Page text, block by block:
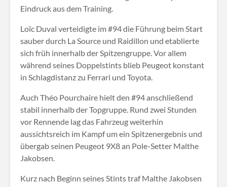
Eindruck aus dem Training.
Loïc Duval verteidigte im #94 die Führung beim Start
sauber durch La Source und Raidillon und etablierte
sich früh innerhalb der Spitzengruppe. Vor allem
während seines Doppelstints blieb Peugeot konstant
in Schlagdistanz zu Ferrari und Toyota.
Auch Théo Pourchaire hielt den #94 anschließend
stabil innerhalb der Topgruppe. Rund zwei Stunden
vor Rennende lag das Fahrzeug weiterhin
aussichtsreich im Kampf um ein Spitzenergebnis und
übergab seinen Peugeot 9X8 an Pole-Setter Malthe
Jakobsen.
Kurz nach Beginn seines Stints traf Malthe Jakobsen